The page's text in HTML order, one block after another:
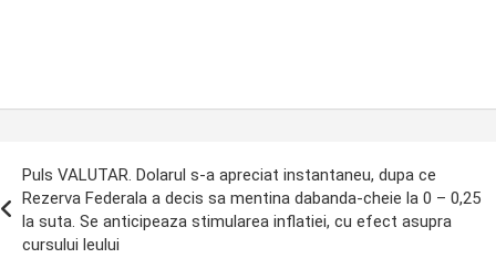
Puls VALUTAR. Dolarul s-a apreciat instantaneu, dupa ce
Rezerva Federala a decis sa mentina dabanda-cheie la 0 – 0,25
la suta. Se anticipeaza stimularea inflatiei, cu efect asupra
cursului leului